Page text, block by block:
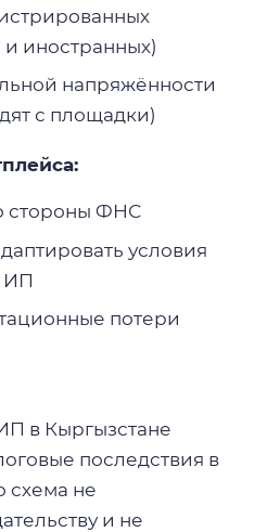
и иностранных)
напряжённости
с площадки)
стороны ФНС
условия
ИП
потери
в Кыргызстане
последствия в
схема не
и не